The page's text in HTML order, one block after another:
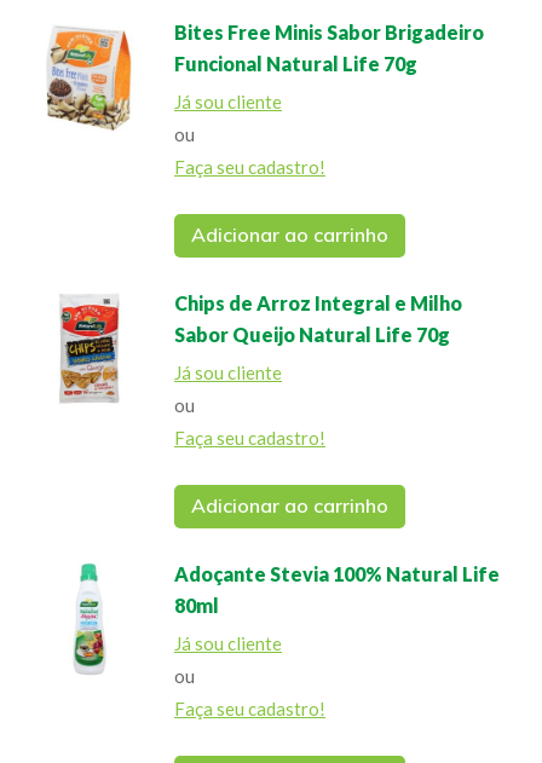
Bites Free Minis Sabor Brigadeiro
Funcional Natural Life 70g
Já sou cliente
ou
Faça seu cadastro!
Adicionar ao carrinho
Chips de Arroz Integral e Milho
Sabor Queijo Natural Life 70g
Já sou cliente
ou
Faça seu cadastro!
Adicionar ao carrinho
Adoçante Stevia 100% Natural Life
80ml
Já sou cliente
ou
Faça seu cadastro!